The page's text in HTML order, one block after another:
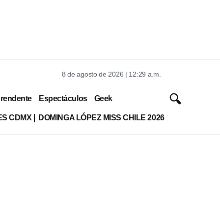
8 de agosto de 2026 | 12:29 a.m.
Espectáculos Geek
CDMX DOMINGA LÓPEZ MISS CHILE 2026